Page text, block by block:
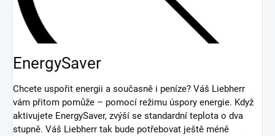
EnergySaver
Chcete uspořit energii a současně i peníze? Váš Liebherr
vám přitom pomůže – pomocí režimu úspory energie. Když
aktivujete EnergySaver, zvýší se standardní teplota o dva
stupně. Váš Liebherr tak bude potřebovat ještě méně